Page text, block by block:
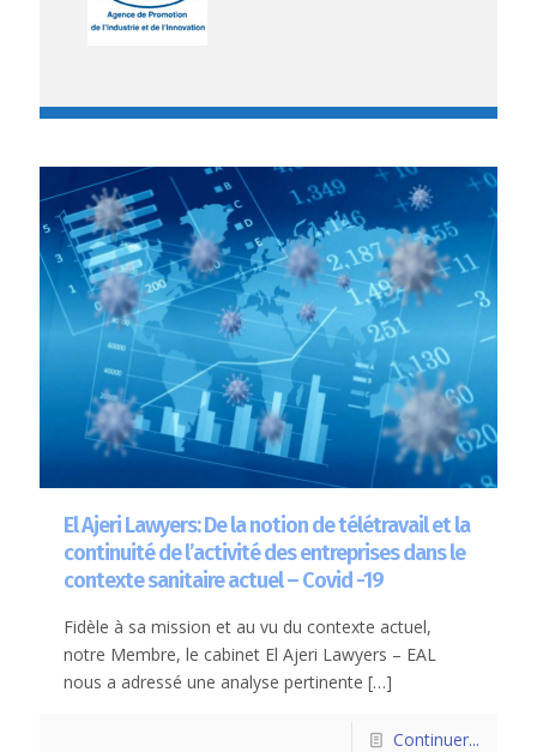
El Ajeri Lawyers: De la notion de télétravail et la
continuité de l’activité des entreprises dans le
contexte sanitaire actuel – Covid -19
Fidèle à sa mission et au vu du contexte actuel,
notre Membre, le cabinet El Ajeri Lawyers – EAL
nous a adressé une analyse pertinente […]
Continuer...